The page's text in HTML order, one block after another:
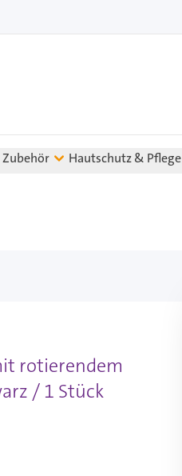
Hautschutz & Pflege
rotierendem
/ 1 Stück